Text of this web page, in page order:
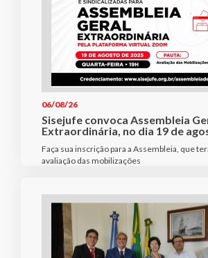
06/08/26
Sisejufe convoca Assembleia
Extraordinária, no dia 19 de
Faça sua inscrição para a Assembleia, que
avaliação das mobilizações